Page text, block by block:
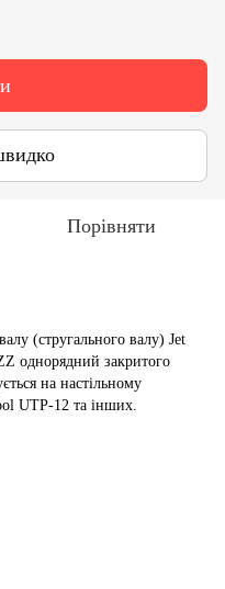
Порівняти
(стругального валу) Jet
однорядний закритого
на настільному
UTP-12 та інших.